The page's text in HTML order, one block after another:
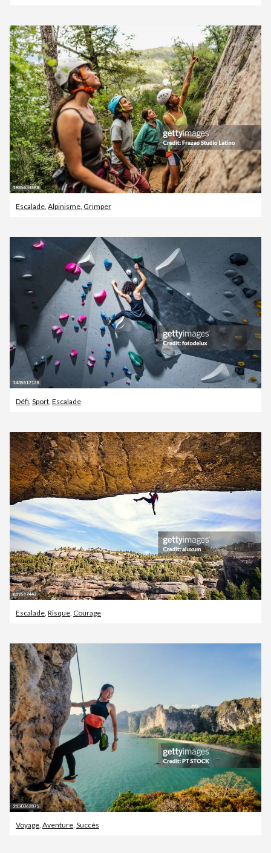
Escalade Alpinisme Grimper
Défi, Sport, Escalade
Escalade, Risque, Courage
Voyage Aventure Succès